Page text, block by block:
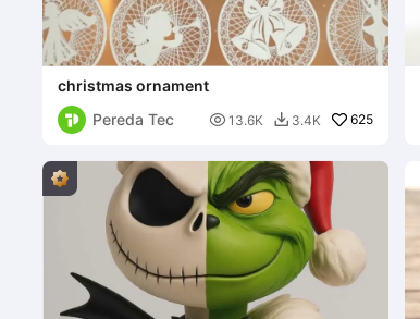
christmas ornament
Pereda Tec
 13.6K  3.4K 625